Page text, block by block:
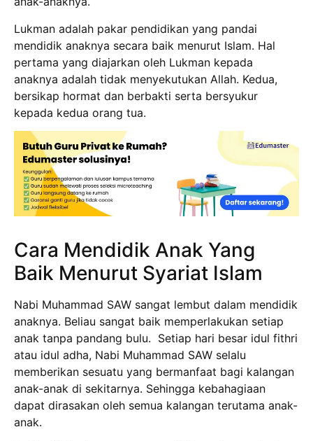
Lukman adalah pakar pendidikan yang pandai
mendidik anaknya secara baik menurut Islam. Hal
pertama yang diajarkan oleh Lukman kepada
anaknya adalah tidak menyekutukan Allah. Kedua,
bersikap hormat dan berbakti serta bersyukur
kepada kedua orang tua.
Cara Mendidik Anak Yang
Baik Menurut Syariat Islam
Nabi Muhammad SAW sangat lembut dalam mendidik
anaknya. Beliau sangat baik memperlakukan setiap
anak tanpa pandang bulu. Setiap hari besar idul fithri
atau idul adha, Nabi Muhammad SAW selalu
memberikan sesuatu yang bermanfaat bagi kalangan
anak-anak di sekitarnya. Sehingga kebahagiaan
dapat dirasakan oleh semua kalangan terutama anak-
anak.